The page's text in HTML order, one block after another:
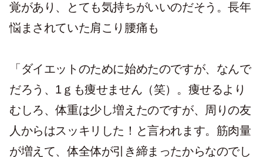
覚があり、とても気持ちがいいのだそう。長年
悩まされていた肩こり腰痛も
「ダイエットのために始めたのですが、なんで
だろう、1ｇも痩せません（笑）。痩せるより
むしろ、体重は少し増えたのですが、周りの友
人からはスッキリした！と言われます。筋肉量
が増えて、体全体が引き締まったからなのでし